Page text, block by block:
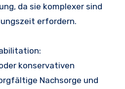
da sie komplexer sind
erfordern.
konservativen
Nachsorge und